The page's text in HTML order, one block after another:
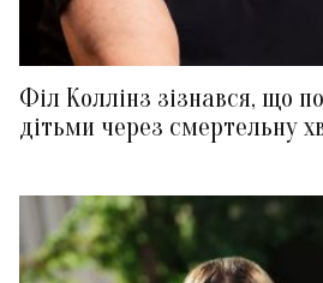
Філ Коллінз зізнався, що
дітьми через смертельну